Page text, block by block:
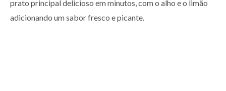
prato principal delicioso em minutos, com o alho e o limão
adicionando um sabor fresco e picante.